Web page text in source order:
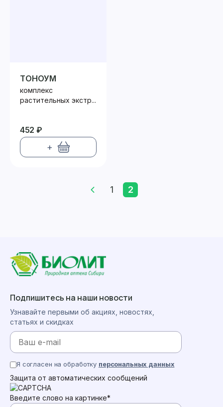
ТОНОУМ
комплекс
растительных экстр...
452 ₽
+
1 2
Подпишитесь на наши новости
Узнавайте первыми об акциях, новостях,
статьях и скидках
Я согласен на обработку персональных данных
Защита от автоматических сообщений
Введите слово на картинке*